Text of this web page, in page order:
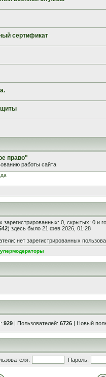
сертификат
право"
работы сайта
зарегистрированных: 0, скрытых: 0 и
) здесь было 21 фев 2026, 01:28
нет зарегистрированных
929 | Пользователей: 6726 | Новый
Пароль: